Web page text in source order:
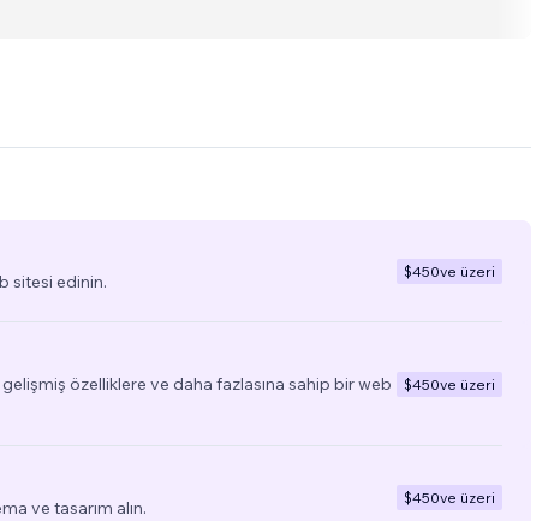
sitesi edinin.
$450ve üzeri
özelliklere ve daha fazlasına sahip bir web
$450ve üzeri
ve tasarım alın.
$450ve üzeri